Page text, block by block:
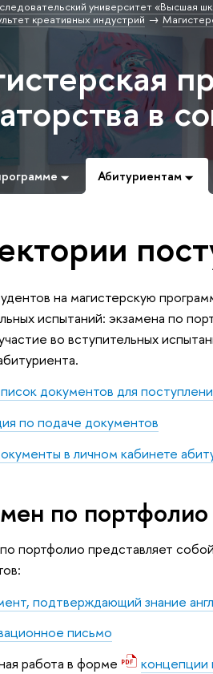
университет «Высшая
креативных индустрий
в
Абитуриентам
на магистерскую
испытаний: экзамена по
во вступительных
документов для
по подаче документов
в личном кабинете
по портфолио
портфолио представляет
подтверждающий знание
письмо
работа в форме
концепции